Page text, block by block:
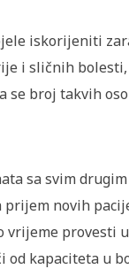
iskorijeniti
i sličnih
se broj takvih
sa svim drugim
prijem novih
vrijeme provesti
od kapaciteta u